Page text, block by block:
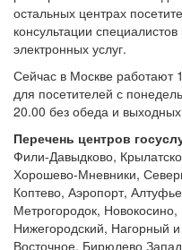
остальных центрах
консультации
электронных услуг.
Сейчас в Москве работают
для посетителей с
20.00 без обеда и
Перечень центров
Фили-Давыдково,
Хорошево-Мневники,
Коптево, Аэропорт,
Метрогородок,
Нижегородский, Нагорный
Восточное, Бирюлево